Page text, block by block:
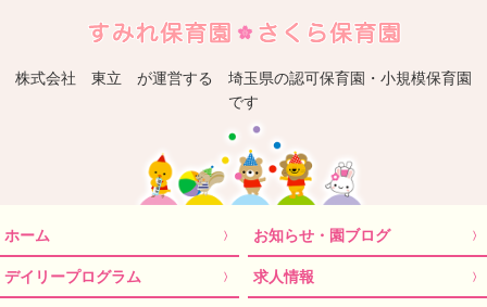
株式会社 東立 が運営する 埼玉県の認可保育園・小規模保育園
です
ホーム お知らせ・園ブログ
デイリープログラム 求人情報